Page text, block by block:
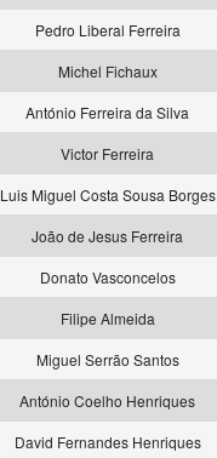
Pedro Liberal Ferreira
Michel Fichaux
António Ferreira da Silva
Victor Ferreira
Luis Miguel Costa Sousa Borges
João de Jesus Ferreira
Donato Vasconcelos
Filipe Almeida
Miguel Serrão Santos
António Coelho Henriques
David Fernandes Henriques